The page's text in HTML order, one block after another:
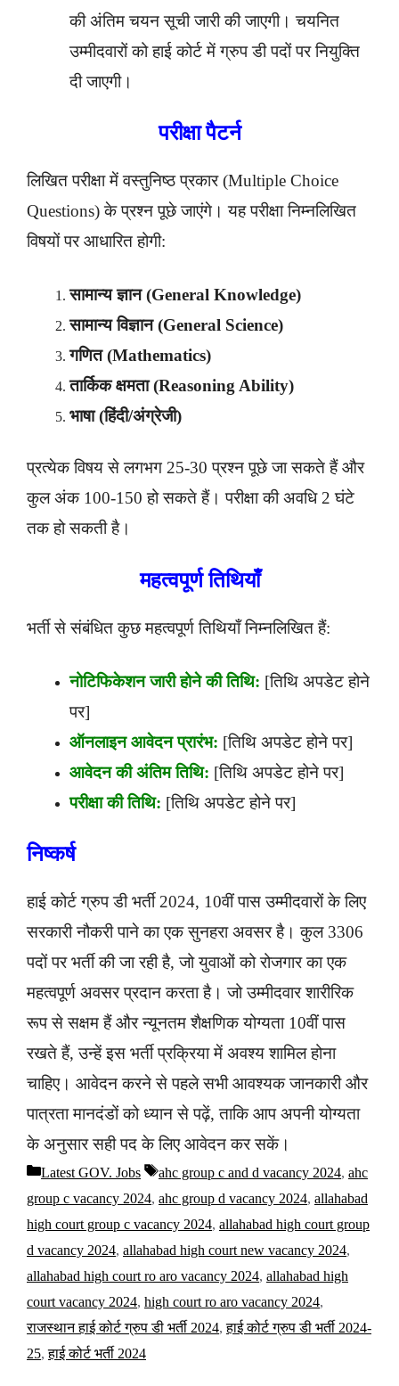
की अंतिम चयन सूची जारी की जाएगी। चयनित
उम्मीदवारों को हाई कोर्ट में ग्रुप डी पदों पर नियुक्ति
दी जाएगी।
परीक्षा पैटर्न
लिखित परीक्षा में वस्तुनिष्ठ प्रकार (Multiple Choice
Questions) के प्रश्न पूछे जाएंगे। यह परीक्षा निम्नलिखित
विषयों पर आधारित होगी:
सामान्य ज्ञान (General Knowledge)
सामान्य विज्ञान (General Science)
गणित (Mathematics)
तार्किक क्षमता (Reasoning Ability)
भाषा (हिंदी/अंग्रेजी)
प्रत्येक विषय से लगभग 25-30 प्रश्न पूछे जा सकते हैं और
कुल अंक 100-150 हो सकते हैं। परीक्षा की अवधि 2 घंटे
तक हो सकती है।
महत्वपूर्ण तिथियाँ
भर्ती से संबंधित कुछ महत्वपूर्ण तिथियाँ निम्नलिखित हैं:
नोटिफिकेशन जारी होने की तिथि: [तिथि अपडेट होने
पर]
ऑनलाइन आवेदन प्रारंभ: [तिथि अपडेट होने पर]
आवेदन की अंतिम तिथि: [तिथि अपडेट होने पर]
परीक्षा की तिथि: [तिथि अपडेट होने पर]
निष्कर्ष
हाई कोर्ट ग्रुप डी भर्ती 2024, 10वीं पास उम्मीदवारों के लिए
सरकारी नौकरी पाने का एक सुनहरा अवसर है। कुल 3306
पदों पर भर्ती की जा रही है, जो युवाओं को रोजगार का एक
महत्वपूर्ण अवसर प्रदान करता है। जो उम्मीदवार शारीरिक
रूप से सक्षम हैं और न्यूनतम शैक्षणिक योग्यता 10वीं पास
रखते हैं, उन्हें इस भर्ती प्रक्रिया में अवश्य शामिल होना
चाहिए। आवेदन करने से पहले सभी आवश्यक जानकारी और
पात्रता मानदंडों को ध्यान से पढ़ें, ताकि आप अपनी योग्यता
के अनुसार सही पद के लिए आवेदन कर सकें।
Latest GOV. Jobs ahc group c and d vacancy 2024, ahc
group c vacancy 2024, ahc group d vacancy 2024, allahabad
high court group c vacancy 2024, allahabad high court group
d vacancy 2024, allahabad high court new vacancy 2024,
allahabad high court ro aro vacancy 2024, allahabad high
court vacancy 2024, high court ro aro vacancy 2024,
राजस्थान हाई कोर्ट ग्रुप डी भर्ती 2024,हाई कोर्ट ग्रुप डी भर्ती 2024-
25,हाई कोर्ट भर्ती 2024